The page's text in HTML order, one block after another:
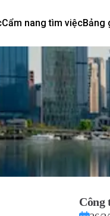
Cẩm nang tìm việcBảng
Công